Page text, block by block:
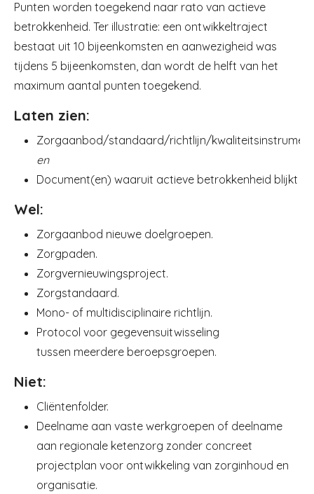
Punten worden toegekend naar rato van actieve
betrokkenheid. Ter illustratie: een ontwikkeltraject
bestaat uit 10 bijeenkomsten en aanwezigheid was
tijdens 5 bijeenkomsten, dan wordt de helft van het
maximum aantal punten toegekend.
Laten zien:
Zorgaanbod/standaard/richtlijn/kwaliteitsinstrument
en
Document(en) waaruit actieve betrokkenheid blijkt
Wel:
Zorgaanbod nieuwe doelgroepen.
Zorgpaden.
Zorgvernieuwingsproject.
Zorgstandaard.
Mono- of multidisciplinaire richtlijn.
Protocol voor gegevensuitwisseling
tussen meerdere beroepsgroepen.
Niet:
Cliëntenfolder.
Deelname aan vaste werkgroepen of deelname
aan regionale ketenzorg zonder concreet
projectplan voor ontwikkeling van zorginhoud en
organisatie.